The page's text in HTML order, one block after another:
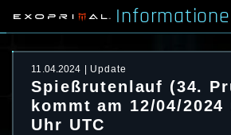
11.04.2024 Update
Spießrutenlauf (34.
kommt am 12/04/2024
Uhr UTC